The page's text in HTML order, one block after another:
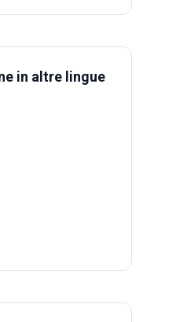
in altre lingue